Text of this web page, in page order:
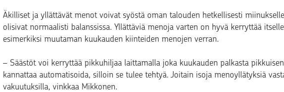
Äkilliset ja yllättävät menot voivat syöstä oman talouden hetkellisesti
olisivat normaalisti balanssissa. Yllättäviä menoja varten on hyvä kerryttää
esimerkiksi muutaman kuukauden kiinteiden menojen verran.
– Säästöt voi kerryttää pikkuhiljaa laittamalla joka kuukauden palkasta
kannattaa automatisoida, silloin se tulee tehtyä. Joitain isoja menoyllätyksiä
vakuutuksilla, vinkkaa Mikkonen.